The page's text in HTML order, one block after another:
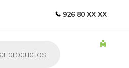
926 80 XX XX